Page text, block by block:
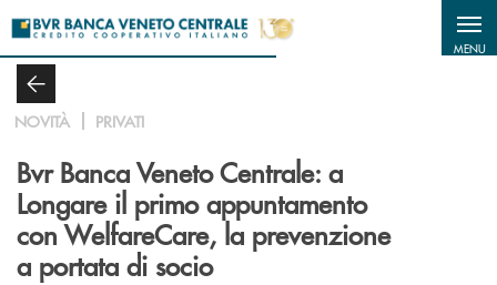
MENU
NOVITÀ PRIVATI
Bvr Banca Veneto Centrale: a
Longare il primo appuntamento
con WelfareCare, la prevenzione
a portata di socio